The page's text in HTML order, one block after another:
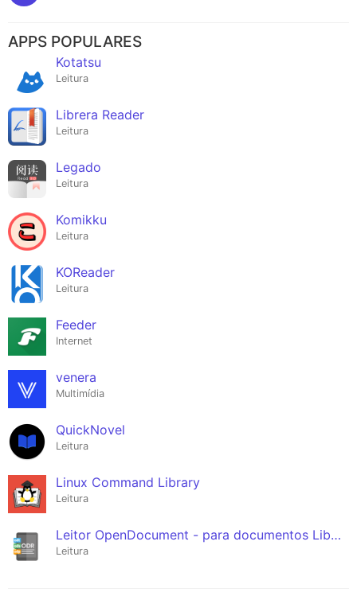
APPS POPULARES
Kotatsu
Leitura
Librera Reader
Leitura
Legado
Leitura
Komikku
Leitura
KOReader
Leitura
Feeder
Internet
venera
Multimídia
QuickNovel
Leitura
Linux Command Library
Leitura
Leitor OpenDocument - para documentos LibreOffice
Leitura